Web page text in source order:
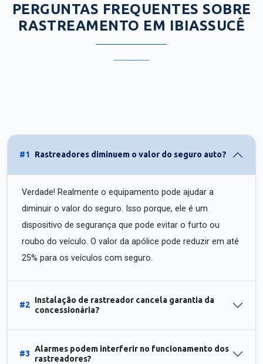
PERGUNTAS FREQUENTES SOBRE
RASTREAMENTO EM IBIASSUCÊ
#1 Rastreadores diminuem o valor do seguro auto?
Verdade! Realmente o equipamento pode ajudar a
diminuir o valor do seguro. Isso porque, ele é um
dispositivo de segurança que pode evitar o furto ou
roubo do veículo. O valor da apólice pode reduzir em até
25% para os veículos com seguro.
#2
Instalação de rastreador cancela garantia da
concessionária?
#3
Alarmes podem interferir no funcionamento dos
rastreadores?